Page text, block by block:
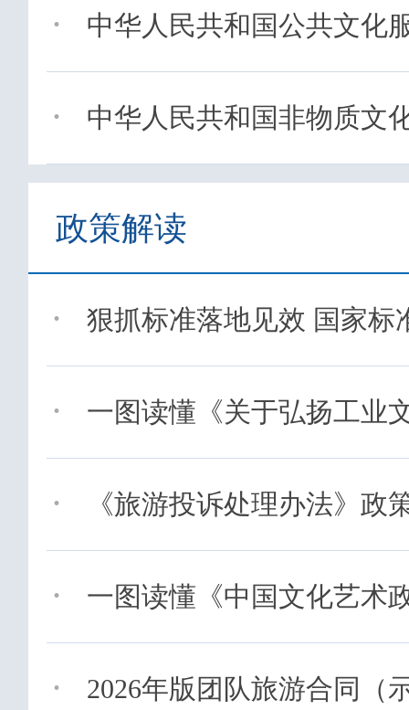
· 中华人民共和国公共文化
· 中华人民共和国非物质文
政策解读
· 狠抓标准落地见效 国家标
· 一图读懂《关于弘扬工业
· 《旅游投诉处理办法》政
· 一图读懂《中国文化艺术
· 2026年版团队旅游合同（